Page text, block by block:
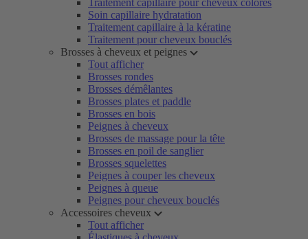
Traitement capillaire pour cheveux colorés
Soin capillaire hydratation
Traitement capillaire à la kératine
Traitement pour cheveux bouclés
Brosses à cheveux et peignes
Tout afficher
Brosses rondes
Brosses démêlantes
Brosses plates et paddle
Brosses en bois
Peignes à cheveux
Brosses de massage pour la tête
Brosses en poil de sanglier
Brosses squelettes
Peignes à couper les cheveux
Peignes à queue
Peignes pour cheveux bouclés
Accessoires cheveux
Tout afficher